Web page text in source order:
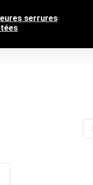
serrures